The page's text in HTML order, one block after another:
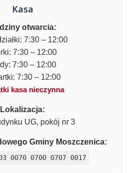
Kasa
otwarcia:
7:30 – 12:00
7:30 – 12:00
7:30 – 12:00
7:30 – 12:00
kasa nieczynna
Lokalizacja:
UG, pokój nr 3
Gminy Moszczenica:
0070 0700 0707 0017